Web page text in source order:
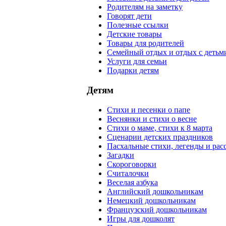
Родителям на заметку
Говорят дети
Полезные ссылки
Детские товары
Товары для родителей
Семейный отдых и отдых с
Услуги для семьи
Подарки детям
Детям
Стихи и песенки о папе
Веснянки и стихи о весне
Стихи о маме, стихи к 8 марта
Сценарии детских праздников
Пасхальные стихи, легенды и
Загадки
Скороговорки
Считалочки
Веселая азбука
Английский дошкольникам
Немецкий дошкольникам
Французский дошкольникам
Игры для дошколят